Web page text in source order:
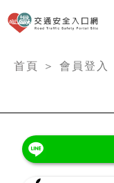
首頁
＞ 會員登入